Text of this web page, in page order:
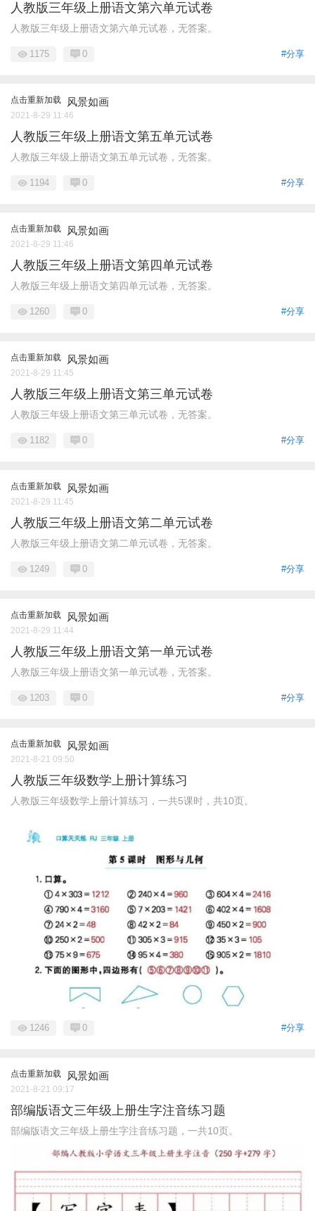
人教版三年级上册语文第六单元试卷
人教版三年级上册语文第六单元试卷，无答案。
#分享
1175 0
点击重新加载 风景如画
2021-8-29 11:46
人教版三年级上册语文第五单元试卷
人教版三年级上册语文第五单元试卷，无答案。
#分享
1194 0
点击重新加载 风景如画
2021-8-29 11:46
人教版三年级上册语文第四单元试卷
人教版三年级上册语文第四单元试卷，无答案。
#分享
1260 0
点击重新加载 风景如画
2021-8-29 11:45
人教版三年级上册语文第三单元试卷
人教版三年级上册语文第三单元试卷，无答案。
#分享
1182 0
点击重新加载 风景如画
2021-8-29 11:45
人教版三年级上册语文第二单元试卷
人教版三年级上册语文第二单元试卷，无答案。
#分享
1249 0
点击重新加载 风景如画
2021-8-29 11:44
人教版三年级上册语文第一单元试卷
人教版三年级上册语文第一单元试卷，无答案。
#分享
1203 0
点击重新加载 风景如画
2021-8-21 09:50
人教版三年级数学上册计算练习
人教版三年级数学上册计算练习，一共5课时，共10页。
#分享
1246 0
点击重新加载 风景如画
2021-8-21 09:17
部编版语文三年级上册生字注音练习题
部编版语文三年级上册生字注音练习题，一共10页。